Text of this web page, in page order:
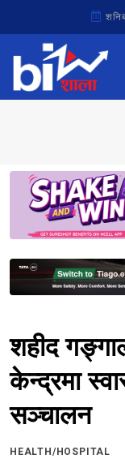
शहीद
केन्द्रमा
सञ्चालन
HEALTH/HOSPITAL